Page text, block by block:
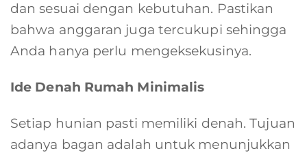
dan sesuai dengan kebutuhan. Pastikan
bahwa anggaran juga tercukupi sehingga
Anda hanya perlu mengeksekusinya.
Ide Denah Rumah Minimalis
Setiap hunian pasti memiliki denah. Tujuan
adanya bagan adalah untuk menunjukkan